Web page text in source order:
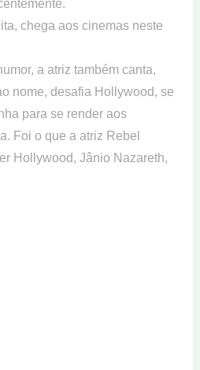
chega aos cinemas neste
a atriz também canta,
nome, desafia Hollywood, se
para se render aos
Foi o que a atriz Rebel
Hollywood, Jânio Nazareth,